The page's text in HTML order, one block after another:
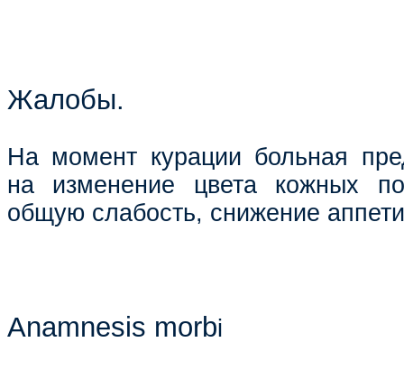
Жалобы.
На момент курации больная
на изменение цвета кожных
общую слабость, снижение
Anamnesis morbi